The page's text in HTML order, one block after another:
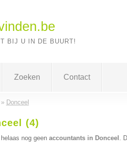
BIJ U IN DE BUURT!
Zoeken Contact
» Donceel
(4)
nog geen accountants in Donceel .